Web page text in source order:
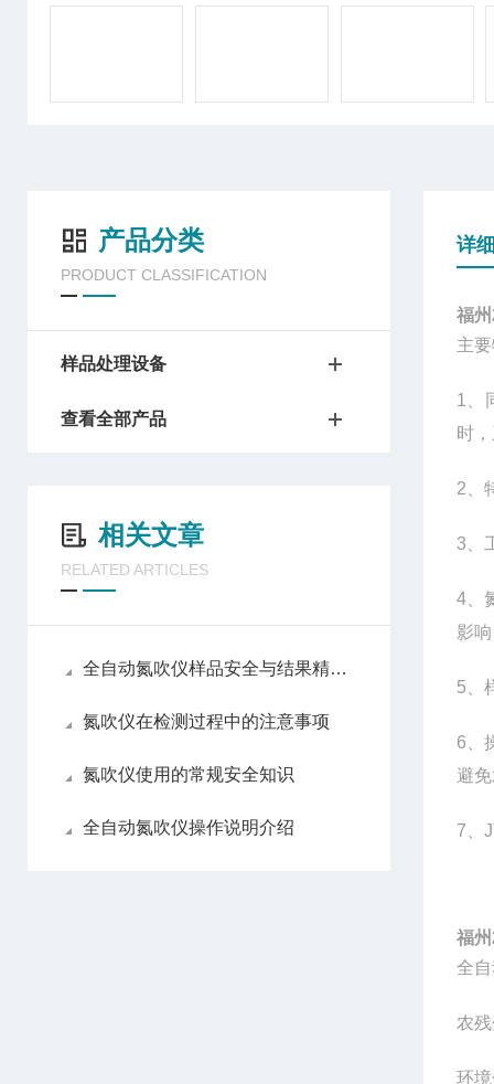
产品分类
PRODUCT CLASSIFICATION
样品处理设备
查看全部产品
相关文章
RELATED ARTICLES
全自动氮吹仪样品安全与结果精准性
氮吹仪在检测过程中的注意事项
氮吹仪使用的常规安全知识
全自动氮吹仪操作说明介绍
详
福
主
1
时
2
3
4
影
5
6
避
7
福
全
农
环